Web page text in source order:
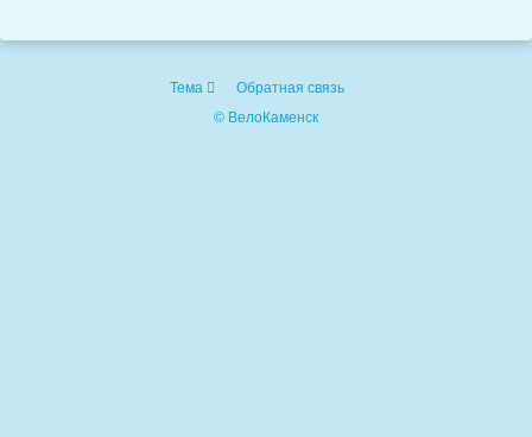
Тема
Обратная связь
© ВелоКаменск